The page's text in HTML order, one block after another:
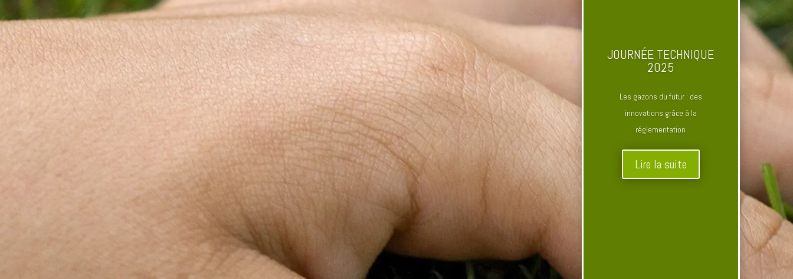
JOURNÉE TECHNIQUE
2025
Les gazons du futur : des
innovations grâce à la
réglementation
Lire la suite